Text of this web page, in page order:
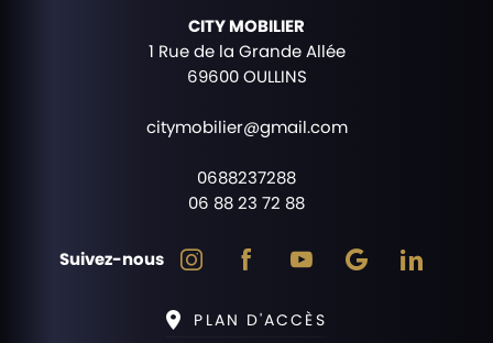
CITY MOBILIER
1 Rue de la Grande Allée
69600 OULLINS
citymobilier@gmail.com
0688237288
06 88 23 72 88
Suivez-nous
PLAN D'ACCÈS